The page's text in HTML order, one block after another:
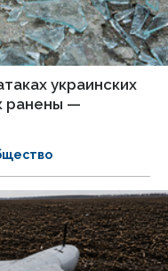
украинских
ранены —